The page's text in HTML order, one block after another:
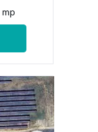
mp